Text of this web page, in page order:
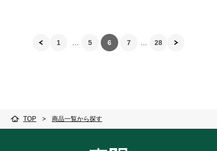
1 5 6 7 28
TOP > 商品一覧から探す